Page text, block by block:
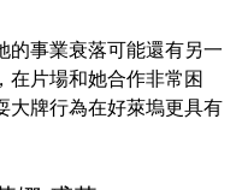
的事業衰落可能還有另一
在片場和她合作非常困
大牌行為在好萊塢更具有